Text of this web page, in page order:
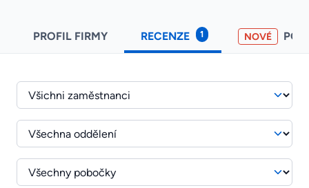
PROFIL FIRMY RECENZE 1 NOVÉ